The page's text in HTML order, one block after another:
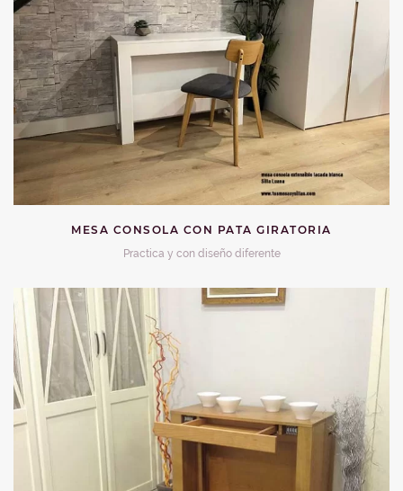
MESA CONSOLA CON PATA GIRATORIA
Practica y con diseño diferente